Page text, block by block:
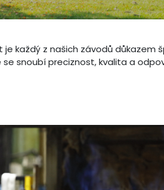
každý z našich závodů důkazem
snoubí preciznost, kvalita a